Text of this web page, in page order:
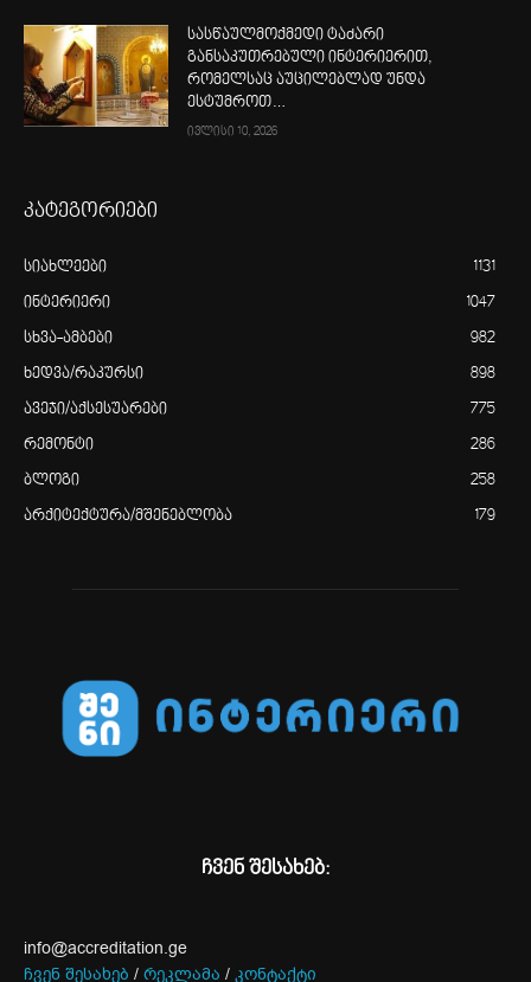
სასწაულმოქმედი ტაძარი
განსაკუთრებული ინტერიერით,
რომელსაც აუცილებლად უნდა
ესტუმროთ…
ივლისი 10, 2026
კატეგორიები
სიახლეები 1131
ინტერიერი 1047
სხვა-ამბები 982
ხედვა/რაკურსი 898
ავეჯი/აქსესუარები 775
რემონტი 286
ბლოგი 258
არქიტექტურა/მშენებლობა 179
ჩვენ შესახებ:
info@accreditation.ge
ჩვენ შესახებ / რეკლამა / კონტაქტი